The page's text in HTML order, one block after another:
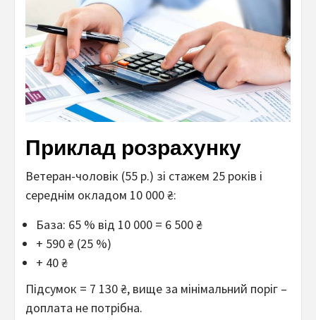
Приклад розрахунку
Ветеран-чоловік (55 р.) зі стажем 25 років і
середнім окладом 10 000 ₴:
База: 65 % від 10 000 = 6 500 ₴
+ 590 ₴ (25 %)
+ 40 ₴
Підсумок = 7 130 ₴, вище за мінімальний поріг –
доплата не потрібна.